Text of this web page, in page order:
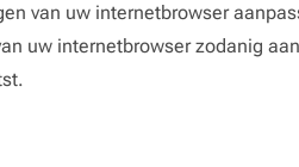
van uw internetbrowser
uw internetbrowser zodanig